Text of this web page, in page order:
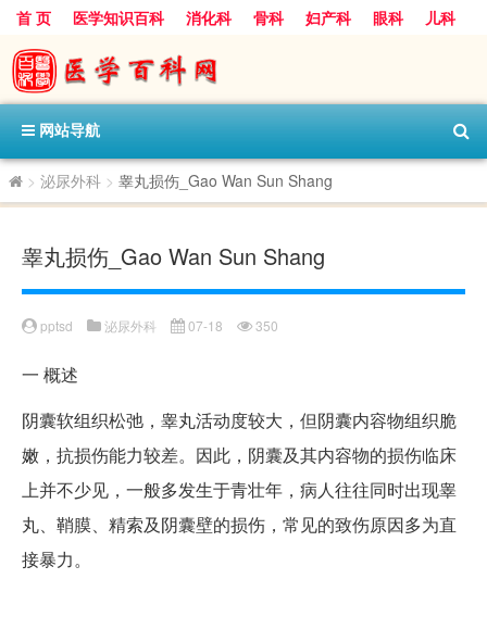
首 页 医学知识百科 消化科 骨科 妇产科 眼科
儿科
心血管病科
呼吸科 神经科
内分泌科
口腔科
网站导航
> 泌尿外科 > 睾丸损伤_Gao Wan Sun Shang
睾丸损伤_Gao Wan Sun Shang
pptsd 泌尿外科 07-18 350
一 概述
阴囊软组织松弛，睾丸活动度较大，但阴囊内容物组织脆
嫩，抗损伤能力较差。因此，阴囊及其内容物的损伤临床
上并不少见，一般多发生于青壮年，病人往往同时出现睾
丸、鞘膜、精索及阴囊壁的损伤，常见的致伤原因多为直
接暴力。